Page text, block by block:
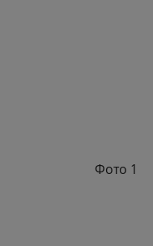
Фото 1